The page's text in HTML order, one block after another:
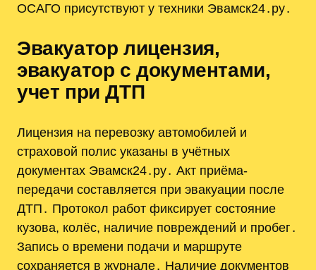
ОСАГО присутствуют у техники Эвамск24․ру․
Эвакуатор лицензия,
эвакуатор с документами,
учет при ДТП
Лицензия на перевозку автомобилей и
страховой полис указаны в учётных
документах Эвамск24․ру․ Акт приёма-
передачи составляется при эвакуации после
ДТП․ Протокол работ фиксирует состояние
кузова, колёс, наличие повреждений и пробег․
Запись о времени подачи и маршруте
сохраняется в журнале․ Наличие документов